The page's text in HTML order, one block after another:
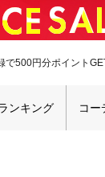
で500円分ポイント
ンキング コー